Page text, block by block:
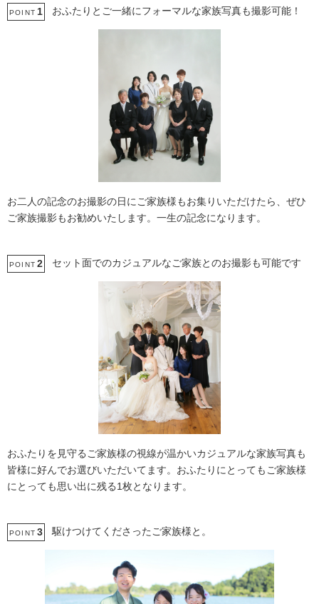
神社・寺院での撮影
家族・友人と撮影
ペットと撮影
ソロウエディング
POINT 1 おふたりとご一緒にフォーマルな家族写真も撮影可能！
お二人の記念のお撮影の日にご家族様もお集りいただけたら、ぜひ
ご家族撮影もお勧めいたします。一生の記念になります。
POINT 2 セット面でのカジュアルなご家族とのお撮影も可能です
おふたりを見守るご家族様の視線が温かいカジュアルな家族写真も
皆様に好んでお選びいただいてます。おふたりにとってもご家族様
にとっても思い出に残る1枚となります。
POINT 3 駆けつけてくださったご家族様と。